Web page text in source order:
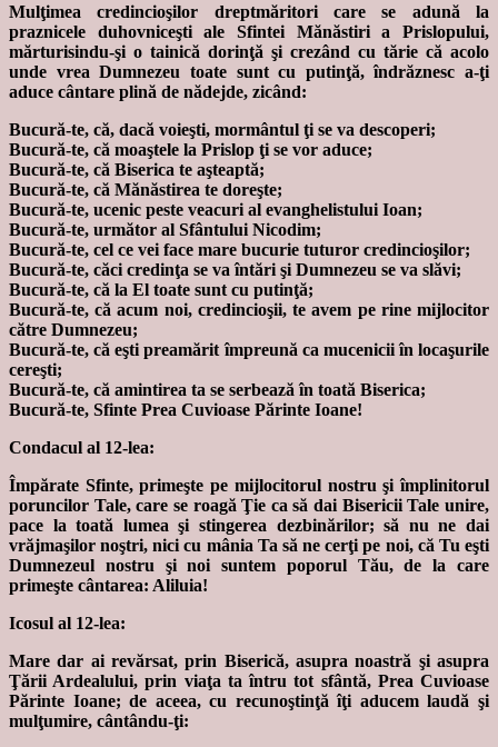
Mulţimea credincioşilor dreptmăritori care se adună la
praznicele duhovniceşti ale Sfintei Mănăstiri a Prislopului,
mărturisindu-şi o tainică dorinţă şi crezând cu tărie că acolo
unde vrea Dumnezeu toate sunt cu putinţă, îndrăznesc a-ţi
aduce cântare plină de nădejde, zicând:
Bucură-te, că, dacă voieşti, mormântul ţi se va descoperi;
Bucură-te, că moaştele la Prislop ţi se vor aduce;
Bucură-te, că Biserica te aşteaptă;
Bucură-te, că Mănăstirea te doreşte;
Bucură-te, ucenic peste veacuri al evanghelistului Ioan;
Bucură-te, următor al Sfântului Nicodim;
Bucură-te, cel ce vei face mare bucurie tuturor credincioşilor;
Bucură-te, căci credinţa se va întări şi Dumnezeu se va slăvi;
Bucură-te, că la El toate sunt cu putinţă;
Bucură-te, că acum noi, credincioşii, te avem pe rine mijlocitor
către Dumnezeu;
Bucură-te, că eşti preamărit împreună ca mucenicii în locaşurile
cereşti;
Bucură-te, că amintirea ta se serbează în toată Biserica;
Bucură-te, Sfinte Prea Cuvioase Părinte Ioane!
Condacul al 12-lea:
Împărate Sfinte, primeşte pe mijlocitorul nostru şi împlinitorul
poruncilor Tale, care se roagă Ţie ca să dai Bisericii Tale unire,
pace la toată lumea şi stingerea dezbinărilor; să nu ne dai
vrăjmaşilor noştri, nici cu mânia Ta să ne cerţi pe noi, că Tu eşti
Dumnezeul nostru şi noi suntem poporul Tău, de la care
primeşte cântarea: Aliluia!
Icosul al 12-lea:
Mare dar ai revărsat, prin Biserică, asupra noastră şi asupra
Ţării Ardealului, prin viaţa ta întru tot sfântă, Prea Cuvioase
Părinte Ioane; de aceea, cu recunoştinţă îţi aducem laudă şi
mulţumire, cântându-ţi: